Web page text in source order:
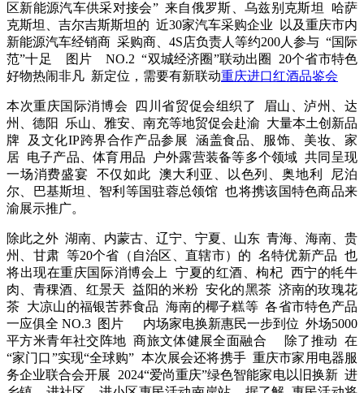
区新能源汽车供采对接会” 来自俄罗斯、乌兹别克斯坦 哈萨
克斯坦、吉尔吉斯斯坦的 近30家汽车采购企业 以及重庆市内
新能源汽车经销商 采购商、4S店负责人等约200人参与 “国际
范”十足 图片 NO.2 “双城经济圈”联动出圈 20个省市特色
好物热闹非凡 新定位，需要有新联动重庆进口红酒品鉴会
本次重庆国际消博会 四川省贸促会组织了 眉山、泸州、达
州、德阳 乐山、雅安、南充等地贸促会赴渝 大量本土创新品
牌 及文化IP跨界合作产品参展 涵盖食品、服饰、美妆、家
居 电子产品、体育用品 户外露营装备等多个领域 共同呈现
一场消费盛宴 不仅如此 澳大利亚、以色列、奥地利 尼泊
尔、巴基斯坦、智利等国驻蓉总领馆 也将携该国特色商品来
渝展示推广。
除此之外 湖南、内蒙古、辽宁、宁夏、山东 青海、海南、贵
州、甘肃 等20个省（自治区、直辖市）的 名特优新产品 也
将出现在重庆国际消博会上 宁夏的红酒、枸杞 西宁的牦牛
肉、青稞酒、红景天 益阳的米粉 安化的黑茶 济南的玫瑰花
茶 大凉山的福银苦荞食品 海南的椰子糕等 各省市特色产品
一应俱全 NO.3 图片 内场家电换新惠民一步到位 外场5000
平方米青年社交阵地 商旅文体健展全面融合 除了推动 在
“家门口”实现“全球购” 本次展会还将携手 重庆市家用电器服
务企业联合会开展 2024“爱尚重庆”绿色智能家电以旧换新 进